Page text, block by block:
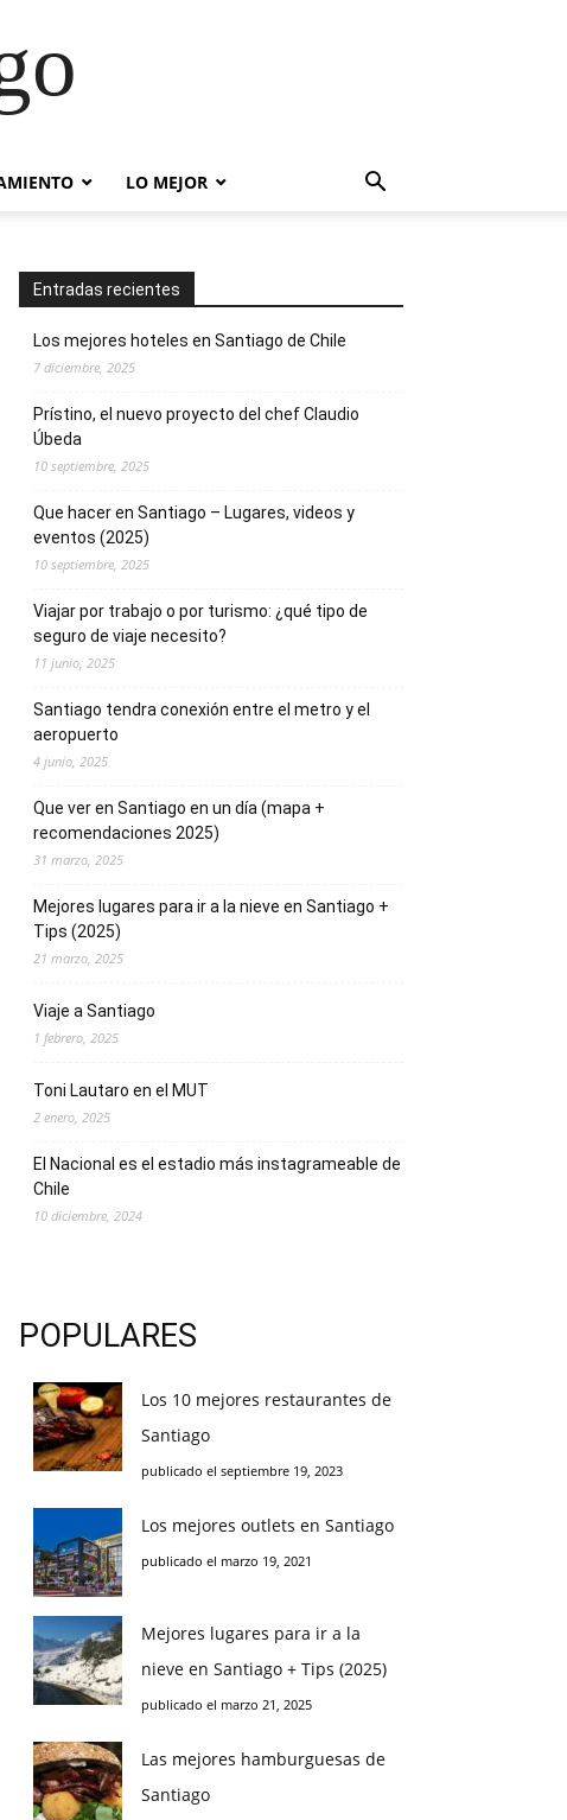
LO MEJOR
Entradas recientes
Los mejores hoteles en Santiago de Chile
7 diciembre, 2025
Prístino, el nuevo proyecto del chef Claudio
Úbeda
10 septiembre, 2025
Que hacer en Santiago – Lugares, videos y
eventos (2025)
10 septiembre, 2025
Viajar por trabajo o por turismo: ¿qué tipo de
seguro de viaje necesito?
11 junio, 2025
Santiago tendra conexión entre el metro y el
aeropuerto
4 junio, 2025
Que ver en Santiago en un día (mapa +
recomendaciones 2025)
31 marzo, 2025
Mejores lugares para ir a la nieve en Santiago +
Tips (2025)
21 marzo, 2025
Viaje a Santiago
1 febrero, 2025
Toni Lautaro en el MUT
2 enero, 2025
El Nacional es el estadio más instagrameable de
Chile
10 diciembre, 2024
POPULARES
Los 10 mejores restaurantes de
Santiago
publicado el septiembre 19, 2023
Los mejores outlets en Santiago
publicado el marzo 19, 2021
Mejores lugares para ir a la
nieve en Santiago + Tips (2025)
publicado el marzo 21, 2025
Las mejores hamburguesas de
Santiago